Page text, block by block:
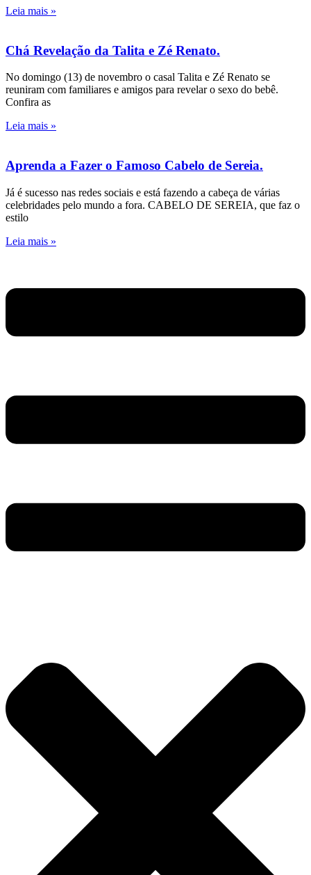
Leia mais »
Chá Revelação da Talita e Zé Renato.
No domingo (13) de novembro o casal Talita e Zé Renato se
reuniram com familiares e amigos para revelar o sexo do bebê.
Confira as
Leia mais »
Aprenda a Fazer o Famoso Cabelo de Sereia.
Já é sucesso nas redes sociais e está fazendo a cabeça de várias
celebridades pelo mundo a fora. CABELO DE SEREIA, que faz o
estilo
Leia mais »